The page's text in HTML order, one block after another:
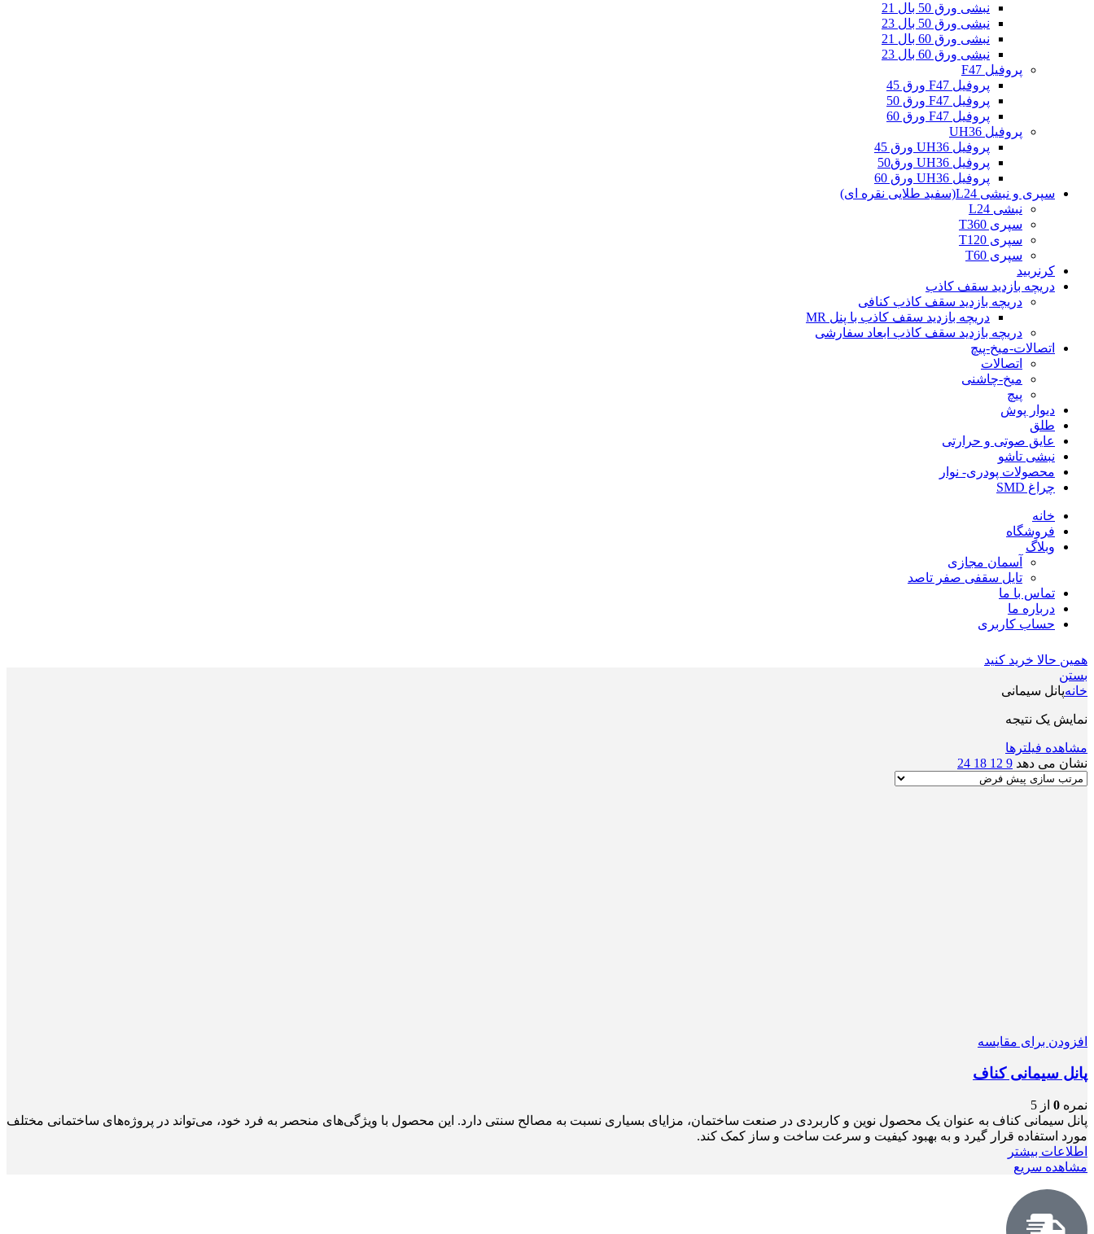
نبشی ورق 50 بال 21
نبشی ورق 50 بال 23
نبشی ورق 60 بال 21
نبشی ورق 60 بال 23
پروفیل F47
پروفیل F47 ورق 45
پروفیل F47 ورق 50
پروفیل F47 ورق 60
پروفیل UH36
پروفیل UH36 ورق 45
پروفیل UH36 ورق50
پروفیل UH36 ورق 60
سپری و نبشی L24(سفید طلایی نقره ای)
نبشی L24
سپری T360
سپری T120
سپری T60
کرنربید
دریچه بازدید سقف کاذب
دریچه بازدید سقف کاذب کنافی
دریچه بازدید سقف کاذب با پنل MR
دریچه بازدید سقف کاذب ابعاد سفارشی
اتصالات-میخ-پیچ
اتصالات
میخ-چاشنی
پیچ
دیوار پوش
طلق
عایق صوتی و حرارتی
نبشی تاشو
محصولات پودری- نوار
چراغ SMD
خانه
فروشگاه
وبلاگ
آسمان مجازی
تایل سقفی صفر تاصد
تماس با ما
درباره ما
حساب کاربری
همین حالا خرید کنید
بستن
خانهپانل سیمانی
نمایش یک نتیجه
مشاهده فیلترها
نشان می دهد 9
12
18
24
افزودن برای مقایسه
پانل سیمانی کناف
نمره 0 از 5
پانل سیمانی کناف به عنوان یک محصول نوین و کاربردی در صنعت ساختمان، مزایای بسیاری نسبت به مصالح سنتی دارد. این محصول با ویژگی‌های منحصر به فرد خود، می‌تواند در پروژه‌های ساختمانی مختلف
مورد استفاده قرار گیرد و به بهبود کیفیت و سرعت ساخت و ساز کمک کند.
اطلاعات بیشتر
مشاهده سریع